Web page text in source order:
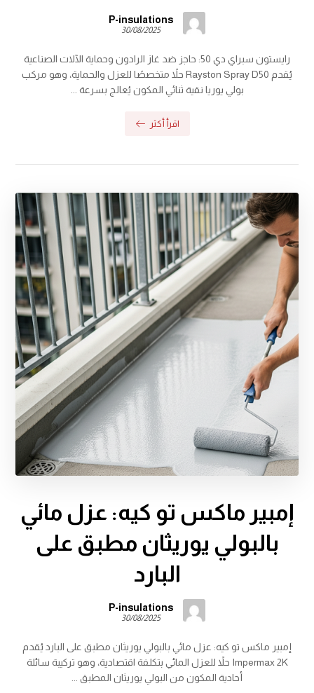
P-insulations
30/08/2025
رايستون سبراي دي 50: حاجز ضد غاز الرادون وحماية الآلات الصناعية
يُقدم Rayston Spray D50 حلاً متخصصًا للعزل والحماية، وهو مركب
بولي يوريا نقية ثنائي المكون يُعالج بسرعة ...
اقرأ أكثر
إمبير ماكس تو كيه: عزل مائي
بالبولي يوريثان مطبق على
البارد
P-insulations
30/08/2025
إمبير ماكس تو كيه: عزل مائي بالبولي يوريثان مطبق على البارد يُقدم
Impermax 2K حلاً للعزل المائي بتكلفة اقتصادية، وهو تركيبة سائلة
أحادية المكون من البولي يوريثان المطبق ...